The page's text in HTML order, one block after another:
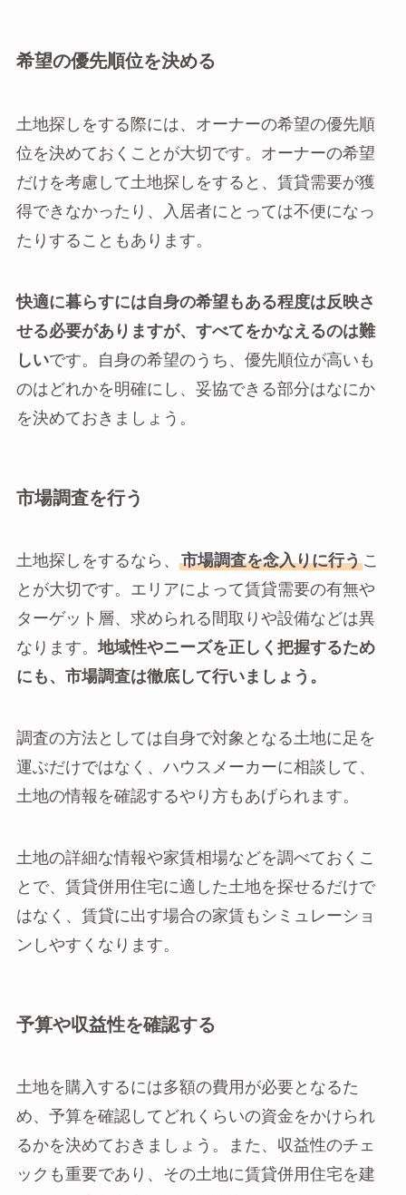
希望の優先順位を決める
土地探しをする際には、オーナーの希望の優先順
位を決めておくことが大切です。オーナーの希望
だけを考慮して土地探しをすると、賃貸需要が獲
得できなかったり、入居者にとっては不便になっ
たりすることもあります。
快適に暮らすには自身の希望もある程度は反映さ
せる必要がありますが、すべてをかなえるのは難
しいです。自身の希望のうち、優先順位が高いも
のはどれかを明確にし、妥協できる部分はなにか
を決めておきましょう。
市場調査を行う
土地探しをするなら、 市場調査を念入りに行うこ
とが大切です。エリアによって賃貸需要の有無や
ターゲット層、求められる間取りや設備などは異
なります。 地域性やニーズを正しく把握するため
にも、市場調査は徹底して行いましょう。
調査の方法としては自身で対象となる土地に足を
運ぶだけではなく、ハウスメーカーに相談して、
土地の情報を確認するやり方もあげられます。
土地の詳細な情報や家賃相場などを調べておくこ
とで、賃貸併用住宅に適した土地を探せるだけで
はなく、賃貸に出す場合の家賃もシミュレーショ
ンしやすくなります。
予算や収益性を確認する
土地を購入するには多額の費用が必要となるた
め、予算を確認してどれくらいの資金をかけられ
るかを決めておきましょう。また、収益性のチェ
ックも重要であり、その土地に賃貸併用住宅を建